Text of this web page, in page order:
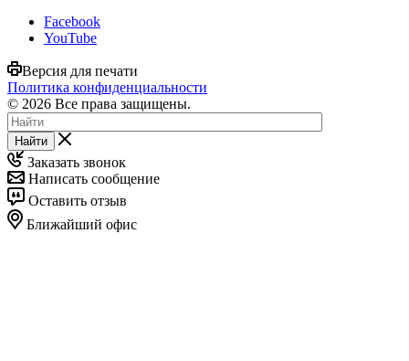
Facebook
YouTube
Версия для печати
Политика конфиденциальности
© 2026 Все права защищены.
Найти
Заказать звонок
Написать сообщение
Оставить отзыв
Ближайший офис